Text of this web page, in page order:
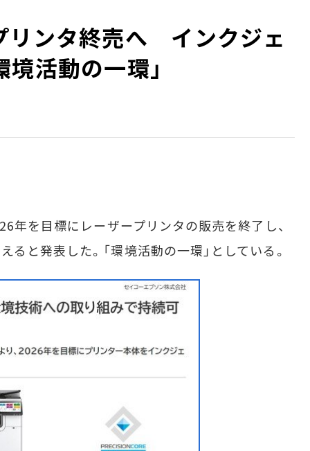
リンタ終売へ インクジェ
活動の一環」
を目標にレーザープリンタの販売を終了し、
と発表した。「環境活動の一環」としている。